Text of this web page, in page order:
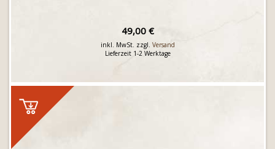
49,00 €
inkl. MwSt. zzgl. Versand
Lieferzeit 1-2 Werktage